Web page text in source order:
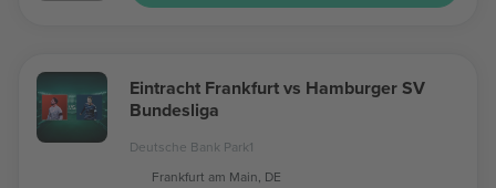
Eintracht Frankfurt vs Hamburger SV
Bundesliga
Deutsche Bank Park1
Frankfurt am Main, DE